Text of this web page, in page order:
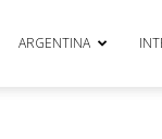
ARGENTINA